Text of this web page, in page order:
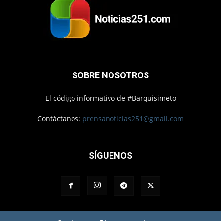
SOBRE NOSOTROS
El código informativo de #Barquisimeto
Contáctanos: prensanoticias251@gmail.com
SÍGUENOS